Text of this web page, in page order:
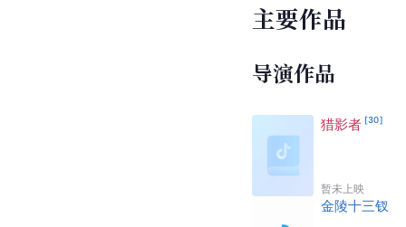
主要作品
导演作品
猎影者 [30]
暂未上映
金陵十三钗